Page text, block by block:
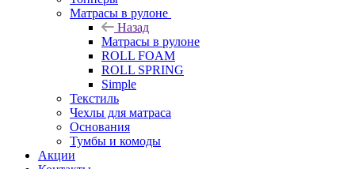
Матрасы в рулоне
Назад
Матрасы в рулоне
ROLL FOAM
ROLL SPRING
Simple
Текстиль
Чехлы для матраса
Основания
Тумбы и комоды
Акции